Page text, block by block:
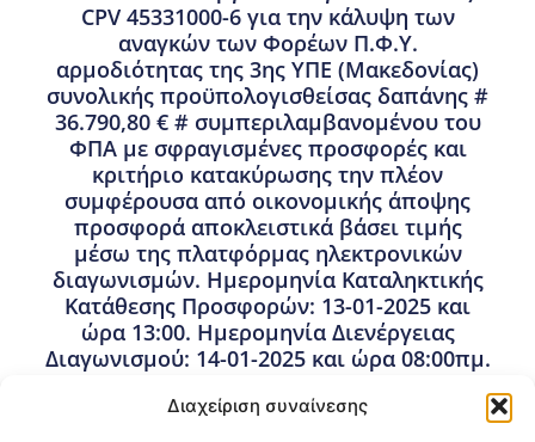
Διαχείριση συναίνεσης
CPV 45331000-6 για την κάλυψη των
αναγκών των Φορέων Π.Φ.Υ.
αρμοδιότητας της 3ης ΥΠΕ (Μακεδονίας)
συνολικής προϋπολογισθείσας δαπάνης #
36.790,80 € # συμπεριλαμβανομένου του
ΦΠΑ με σφραγισμένες προσφορές και
κριτήριο κατακύρωσης την πλέον
συμφέρουσα από οικονομικής άποψης
προσφορά αποκλειστικά βάσει τιμής
μέσω της πλατφόρμας ηλεκτρονικών
διαγωνισμών. Ημερομηνία Καταληκτικής
Κατάθεσης Προσφορών: 13-01-2025 και
ώρα 13:00. Ημερομηνία Διενέργειας
Διαγωνισμού: 14-01-2025 και ώρα 08:00πμ.
19 Δεκεμβρίου, 2024